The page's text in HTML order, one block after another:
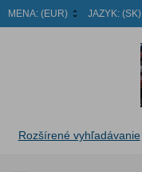
MENA: (EUR) JAZYK: (SK)
Rozšírené vyhľadávanie